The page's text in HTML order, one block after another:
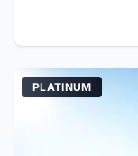
PLATINUM